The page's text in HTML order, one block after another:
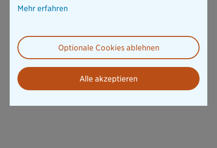
Mehr erfahren
Optionale Cookies ablehnen
Alle akzeptieren